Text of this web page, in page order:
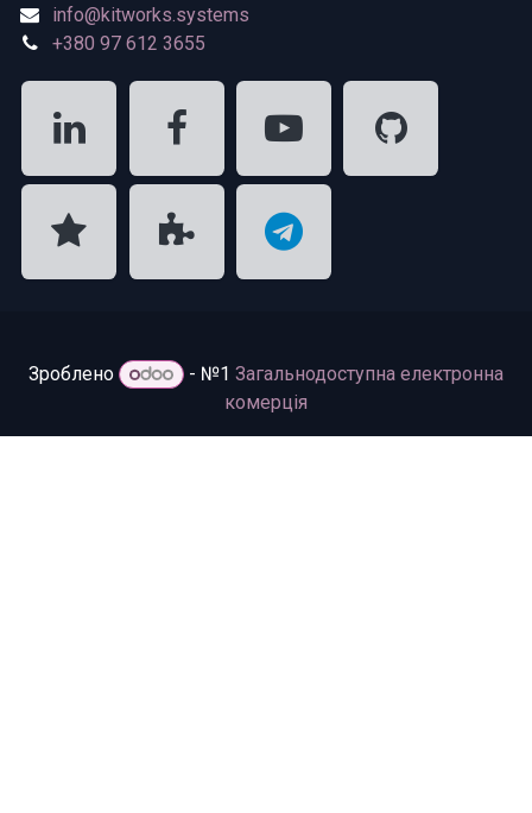
info@kitworks.systems
+380 97 612 3655
Зроблено - №1 Загальнодоступна електронна
комерція